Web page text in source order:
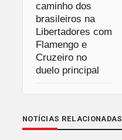
caminho dos
brasileiros na
Libertadores com
Flamengo e
Cruzeiro no
duelo principal
NOTÍCIAS RELACIONADAS